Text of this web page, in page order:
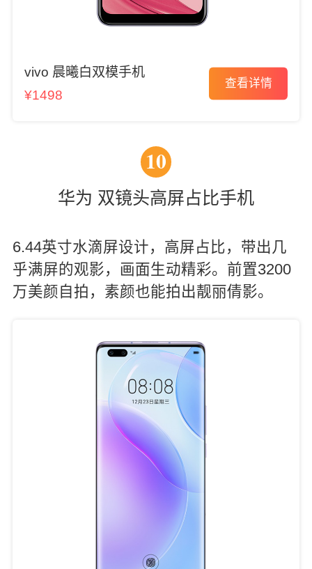
vivo 晨曦白双模手机
¥1498
查看详情
10
华为 双镜头高屏占比手机
6.44英寸水滴屏设计，高屏占比，带出几
乎满屏的观影，画面生动精彩。前置3200
万美颜自拍，素颜也能拍出靓丽倩影。